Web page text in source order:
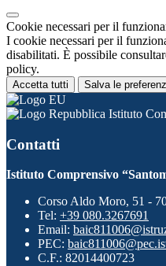
Cookie necessari per il
I cookie necessari per il
disabilitati. È possibile
policy.
Accetta tutti Salva le
Istituto
Contatti
Istituto Comprensivo
Corso Aldo Moro, 51 -
Tel: +39 080.3267691
Email:
PEC:
C.F.: 82014400723